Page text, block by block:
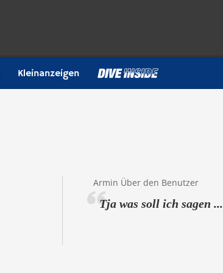
Kleinanzeigen
Armin Über den Benutzer
Tja was soll ich sagen ...